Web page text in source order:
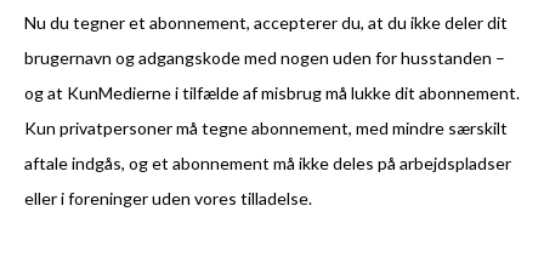
Nu du tegner et abonnement, accepterer du, at du ikke deler dit
brugernavn og adgangskode med nogen uden for husstanden –
og at KunMedierne i tilfælde af misbrug må lukke dit abonnement.
Kun privatpersoner må tegne abonnement, med mindre særskilt
aftale indgås, og et abonnement må ikke deles på arbejdspladser
eller i foreninger uden vores tilladelse.